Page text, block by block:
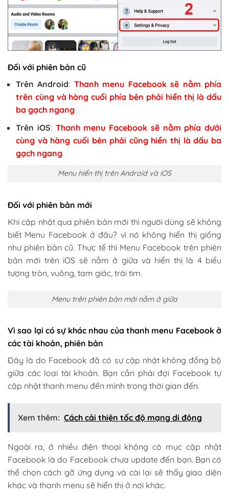
Đối với phiên bản cũ
Trên Android: Thanh menu Facebook sẽ nằm phía
trên cùng và hàng cuối phía bên phải hiển thị là dấu
ba gạch ngang
Trên iOS: Thanh menu Facebook sẽ nằm phía dưới
cùng và hàng cuối bên phải cũng hiển thị là dấu ba
gạch ngang
Menu hiển thị trên Android và iOS
Đối với phiên bản mới
Khi cập nhật qua phiên bản mới thì người dùng sẽ không
biết Menu Facebook ở đâu? vì nó không hiển thị giống
như phiên bản cũ. Thực tế thì Menu Facebook trên phiên
bản mới trên iOS sẽ nằm ở giữa và hiển thị là 4 biểu
tượng tròn, vuông, tam giác, trái tim.
Menu trên phiên bản mới nằm ở giữa
Vì sao lại có sự khác nhau của thanh menu Facebook ở
các tài khoản, phiên bản
Đây là do Facebook đã có sự cập nhật không đồng bộ
giữa các loại tài khoản. Bạn cần phải đợi Facebook tự
cập nhật thanh menu đến mình trong thời gian đến.
Xem thêm: Cách cải thiện tốc độ mạng di động
Ngoài ra, ở nhiều điện thoại không có mục cập nhật
Facebook là do Facebook chưa update đến bạn. Bạn có
thể chọn cách gỡ ứng dụng và cài lại sẽ thấy giao diện
khác và thanh menu sẽ hiển thị ở nơi khác.